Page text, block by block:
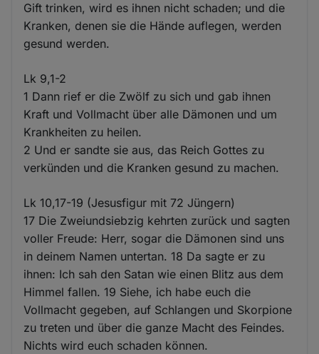
Gift trinken, wird es ihnen nicht schaden; und die
Kranken, denen sie die Hände auflegen, werden
gesund werden.
Lk 9,1-2
1 Dann rief er die Zwölf zu sich und gab ihnen
Kraft und Vollmacht über alle Dämonen und um
Krankheiten zu heilen.
2 Und er sandte sie aus, das Reich Gottes zu
verkünden und die Kranken gesund zu machen.
Lk 10,17-19 (Jesusfigur mit 72 Jüngern)
17 Die Zweiundsiebzig kehrten zurück und sagten
voller Freude: Herr, sogar die Dämonen sind uns
in deinem Namen untertan. 18 Da sagte er zu
ihnen: Ich sah den Satan wie einen Blitz aus dem
Himmel fallen. 19 Siehe, ich habe euch die
Vollmacht gegeben, auf Schlangen und Skorpione
zu treten und über die ganze Macht des Feindes.
Nichts wird euch schaden können.